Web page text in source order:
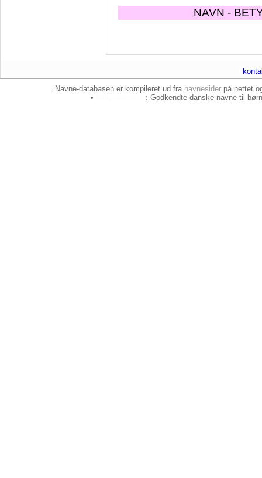
NAVN -
Navne-databasen er kompileret ud fra navnesider på nettet
•
: Godkendte danske navne til børn